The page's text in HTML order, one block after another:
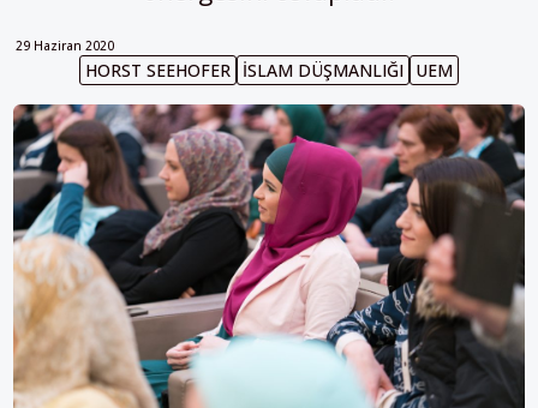
29 Haziran 2020
HORST SEEHOFER İSLAM DÜŞMANLIĞI UEM